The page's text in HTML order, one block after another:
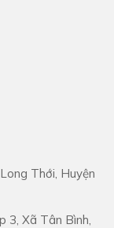
Thới, Huyện
3, Xã Tân Bình,